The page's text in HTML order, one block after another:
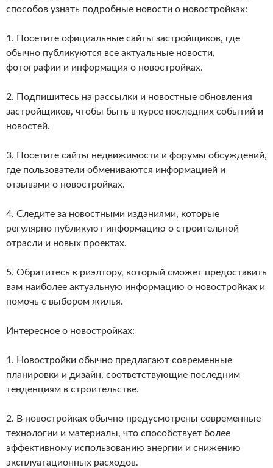
способов узнать подробные новости о новостройках:
1. Посетите официальные сайты застройщиков, где
обычно публикуются все актуальные новости,
фотографии и информация о новостройках.
2. Подпишитесь на рассылки и новостные обновления
застройщиков, чтобы быть в курсе последних событий и
новостей.
3. Посетите сайты недвижимости и форумы обсуждений,
где пользователи обмениваются информацией и
отзывами о новостройках.
4. Следите за новостными изданиями, которые
регулярно публикуют информацию о строительной
отрасли и новых проектах.
5. Обратитесь к риэлтору, который сможет предоставить
вам наиболее актуальную информацию о новостройках и
помочь с выбором жилья.
Интересное о новостройках:
1. Новостройки обычно предлагают современные
планировки и дизайн, соответствующие последним
тенденциям в строительстве.
2. В новостройках обычно предусмотрены современные
технологии и материалы, что способствует более
эффективному использованию энергии и снижению
эксплуатационных расходов.